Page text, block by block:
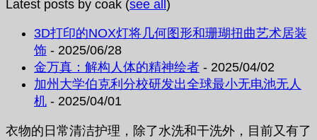
Latest posts by coak (see all)
3D打印的NOX灯将几何图形和珊瑚扭曲艺术居装
饰 - 2025/06/28
金万真：解构人体的精神绘者 - 2025/04/02
加州大学伯克利分校研发出全球最小无电池无人
机 - 2025/04/01
衣物的日常清洁护理，除了水洗和干洗外，目前又有了